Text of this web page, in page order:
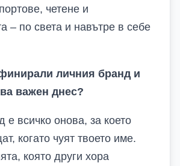
четене и
– по света и навътре в себе
личния бранд и
важен днес?
е всичко онова, за което
когато чуят твоето име.
която други хора